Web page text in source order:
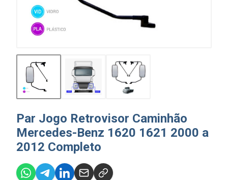
Par Jogo Retrovisor Caminhão
Mercedes-Benz 1620 1621 2000 a
2012 Completo